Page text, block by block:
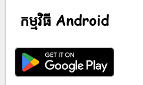
តំណាង
កម្មវិធី Android